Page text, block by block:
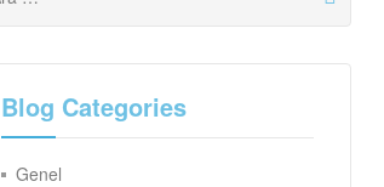
Blog Categories
Genel